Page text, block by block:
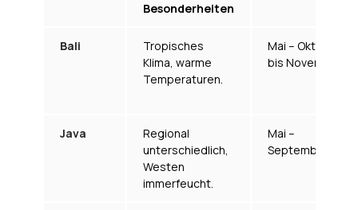
Besonderheiten
Bali
Tropisches
Klima, warme
Temperaturen.
Mai – Oktober
bis November)
Java
Regional
unterschiedlich,
Westen
immerfeucht.
Mai –
September/